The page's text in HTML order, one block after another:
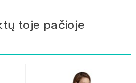
toje pačioje